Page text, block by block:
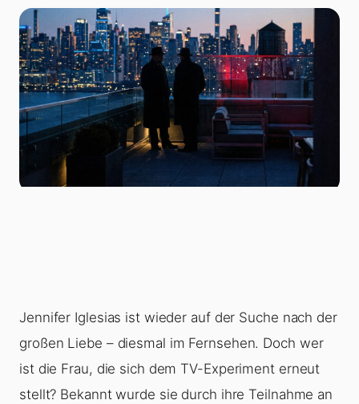
Jennifer Iglesias ist wieder auf der Suche nach der
großen Liebe – diesmal im Fernsehen. Doch wer
ist die Frau, die sich dem TV-Experiment erneut
stellt? Bekannt wurde sie durch ihre Teilnahme an